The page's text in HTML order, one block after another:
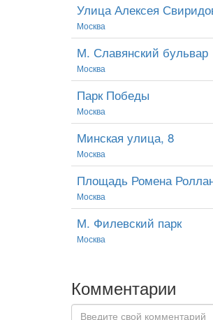
Улица Алексея
Москва
М. Славянский бульвар
Москва
Парк Победы
Москва
Минская улица, 8
Москва
Площадь Ромена
Москва
М. Филевский парк
Москва
Комментарии